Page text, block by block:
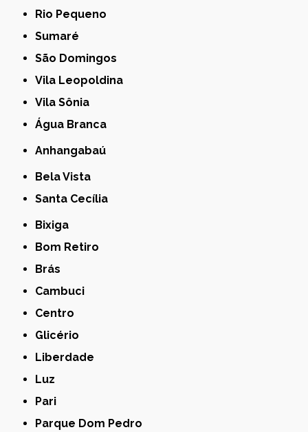
Rio Pequeno
Sumaré
São Domingos
Vila Leopoldina
Vila Sônia
Água Branca
Anhangabaú
Bela Vista
Santa Cecília
Bixiga
Bom Retiro
Brás
Cambuci
Centro
Glicério
Liberdade
Luz
Pari
Parque Dom Pedro